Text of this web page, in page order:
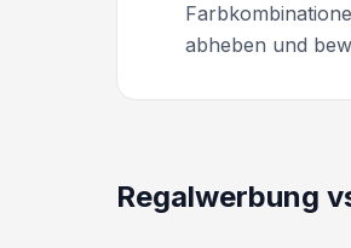
abheben und
Regalwerbung